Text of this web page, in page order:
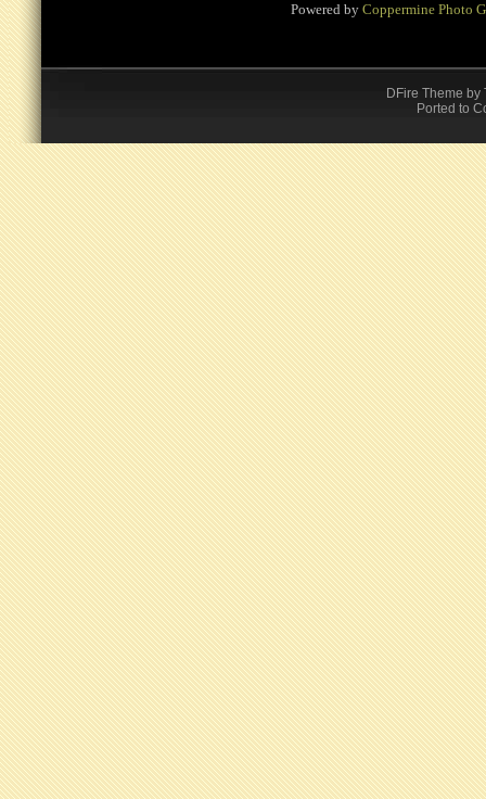
Powered by Coppermine Photo
DFire Theme by
Ported to